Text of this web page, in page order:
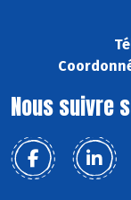
Nous suivre